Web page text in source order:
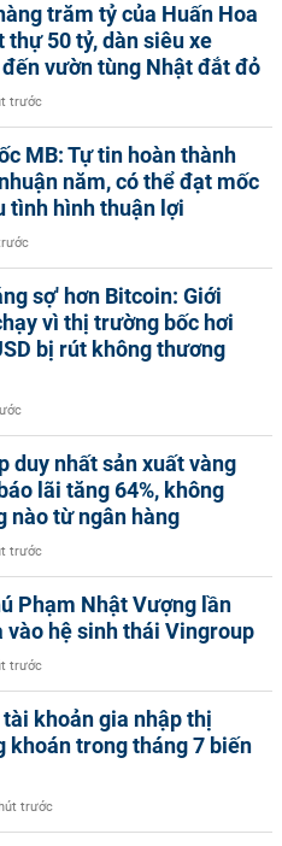
trăm tỷ của Huấn Hoa
thự 50 tỷ, dàn siêu xe
đến vườn tùng Nhật đắt đỏ
trước
MB: Tự tin hoàn thành
năm, có thể đạt mốc
tình hình thuận lợi
sợ' hơn Bitcoin: Giới
vì thị trường bốc hơi
bị rút không thương
duy nhất sản xuất vàng
lãi tăng 64%, không
nào từ ngân hàng
trước
Phạm Nhật Vượng lần
vào hệ sinh thái Vingroup
trước
khoản gia nhập thị
khoán trong tháng 7 biến
trước